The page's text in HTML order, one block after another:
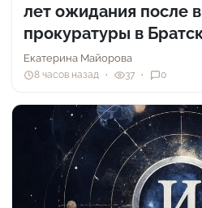
лет ожидания после
прокуратуры в
Екатерина Майорова
8 часов назад 37 0